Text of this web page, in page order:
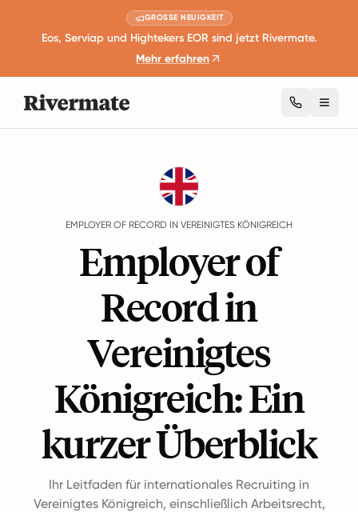
GROSSE NEUIGKEIT
Eos, Serviap und Hightekers EOR sind jetzt Rivermate.
Mehr erfahren
EMPLOYER OF RECORD IN VEREINIGTES KÖNIGREICH
Employer of
Record in
Vereinigtes
Königreich: Ein
kurzer Überblick
Ihr Leitfaden für internationales Recruiting in
Vereinigtes Königreich, einschließlich Arbeitsrecht,